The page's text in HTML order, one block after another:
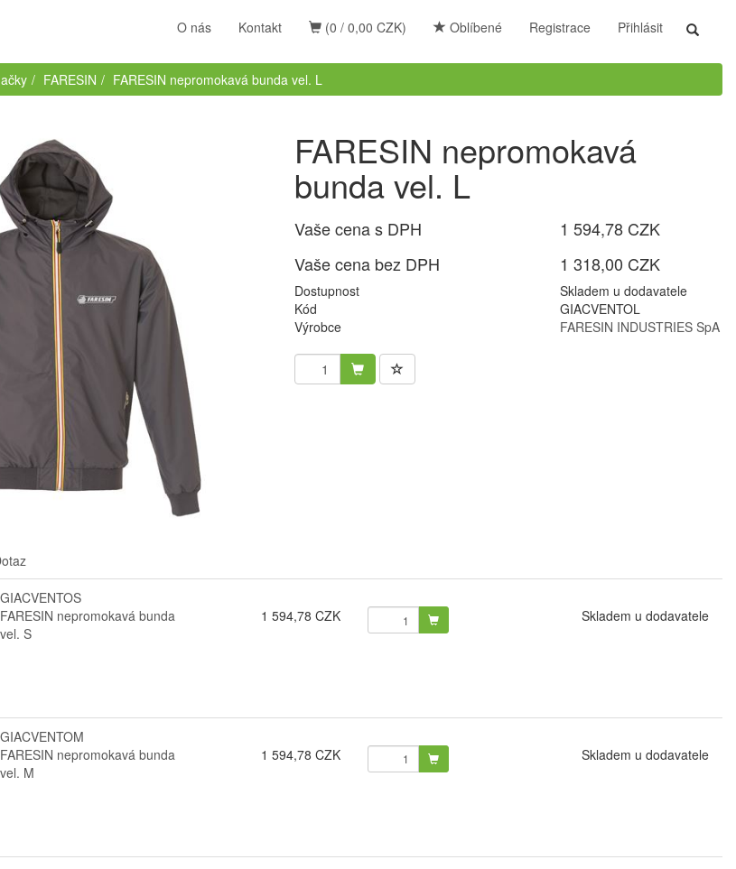
Toggle
Registrace Přihlásit
O nás Kontakt (0 / 0,00 CZK) Oblíbené
FARESIN FARESIN nepromokavá bunda vel. L
FARESIN nepromokavá
bunda vel. L
Vaše cena s DPH
1 594,78 CZK
Vaše cena bez DPH
1 318,00 CZK
Dostupnost
Skladem u dodavatele
Kód
GIACVENTOL
Výrobce
FARESIN INDUSTRIES SpA
GIACVENTOS
FARESIN nepromokavá bunda
vel. S
1 594,78 CZK Skladem u dodavatele
GIACVENTOM
FARESIN nepromokavá bunda
vel. M
1 594,78 CZK Skladem u dodavatele